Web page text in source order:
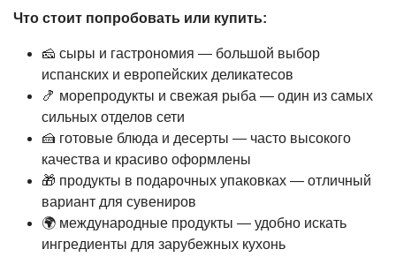
Что стоит попробовать или купить:
🧀 сыры и гастрономия — большой выбор
испанских и европейских деликатесов
🍤 морепродукты и свежая рыба — один из самых
сильных отделов сети
🍰 готовые блюда и десерты — часто высокого
качества и красиво оформлены
🎁 продукты в подарочных упаковках — отличный
вариант для сувениров
🌍 международные продукты — удобно искать
ингредиенты для зарубежных кухонь